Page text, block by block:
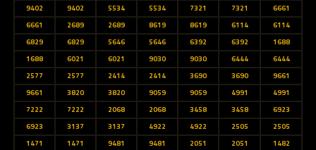
9402
9402 5534 5534 7321 7321
6661
6661
2689 2689 8619 8619 6114
6114
6829
6829 5646 5646 6392 6392
1688
1688
6021 6021 9030 9030 6444
6444
2577
2577 2414 2414 3690 3690
9661
9661
3820 3820 9059 9059 4991
4991
7222
7222 2068 2068 3458 3458
6923
6923
3137 3137 4922 4922 2505
2505
1471
1471 9481 9481 2051 2051
1482